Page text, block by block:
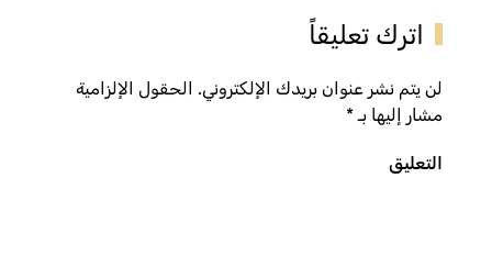
اترك تعليقاً
لن يتم نشر عنوان بريدك الإلكتروني. الحقول الإلزامية
مشار إليها بـ*
التعليق